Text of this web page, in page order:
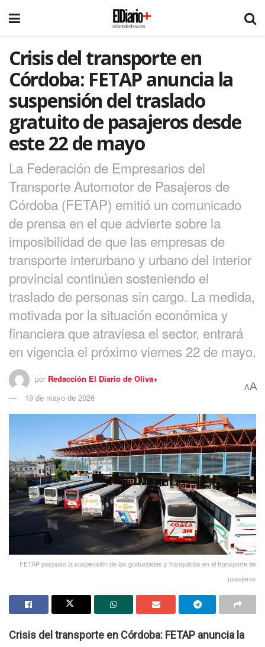
Crisis del transporte en
Córdoba: FETAP anuncia la
suspensión del traslado
gratuito de pasajeros desde
este 22 de mayo
La Federación de Empresarios del
Transporte Automotor de Pasajeros de
Córdoba (FETAP) emitió un comunicado
de prensa en el que advierte sobre la
imposibilidad de que las empresas de
transporte interurbano y urbano del interior
provincial continúen sosteniendo el
traslado de personas sin cargo. La medida,
motivada por la situación económica y
financiera que atraviesa el sector, entrará
en vigencia el próximo viernes 22 de mayo.
por Redacción El Diario de Oliva+
19 de mayo de 2026
AA
FETAP pospuso la suspensión de las gratuidades y franquicias en el transporte de
pasajeros
Crisis del transporte en Córdoba: FETAP anuncia la